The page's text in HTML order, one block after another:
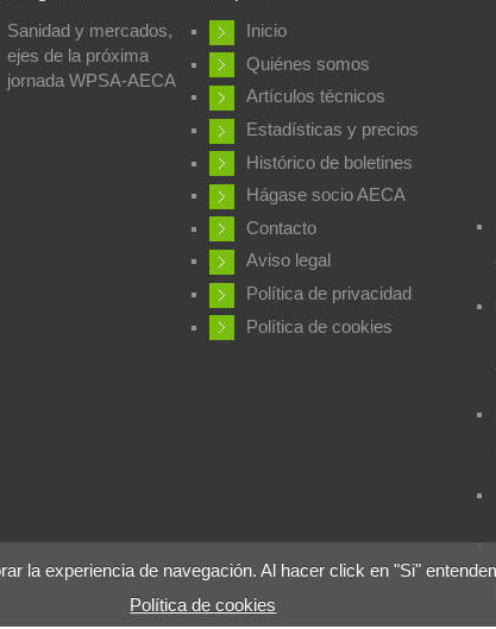
la experiencia de navegación. Al hacer click en "Si"
Política de cookies
Sanidad y mercados,
ejes de la próxima
jornada WPSA-AECA
Inicio
Quiénes somos
Artículos técnicos
Estadísticas y precios
Histórico de boletines
Hágase socio AECA
Contacto
Aviso legal
Política de privacidad
Política de cookies